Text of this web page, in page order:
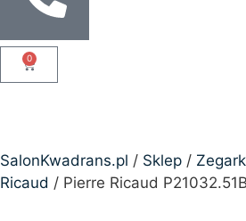
0
SalonKwadrans.pl / Sklep /
Ricaud / Pierre Ricaud